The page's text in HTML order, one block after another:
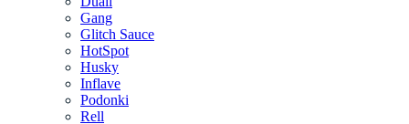
Gang
Glitch Sauce
HotSpot
Husky
Inflave
Podonki
Rell